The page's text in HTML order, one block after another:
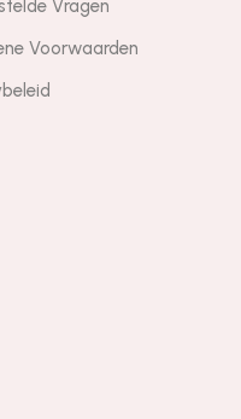
Vragen
Voorwaarden